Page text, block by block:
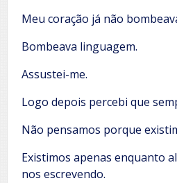
Meu coração já não
Bombeava linguagem.
Assustei-me.
Logo depois percebi que
Não pensamos porque
Existimos apenas enquanto
nos escrevendo.